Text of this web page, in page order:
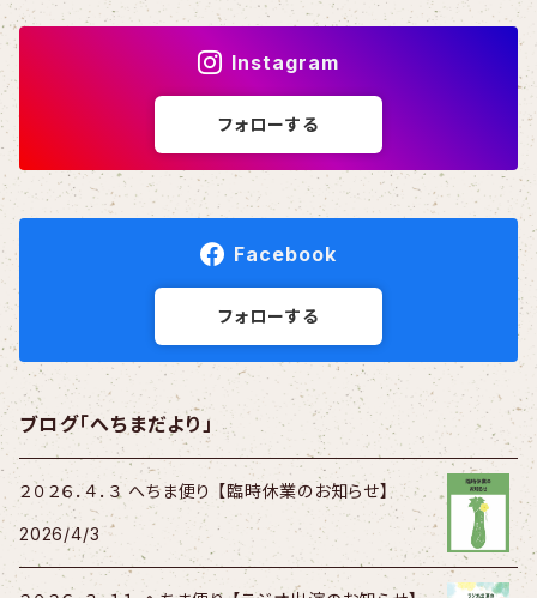
Instagram
フォローする
Facebook
フォローする
ブログ「へちまだより」
２０２６．４．３ へちま便り 【臨時休業のお知らせ】
2026/4/3